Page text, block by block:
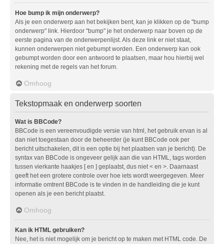
Hoe bump ik mijn onderwerp?
Als je een onderwerp aan het bekijken bent, kan je klikken op de "bump
onderwerp" link. Hierdoor "bump" je het onderwerp naar boven op de
eerste pagina van de onderwerpenlijst. Als deze link er niet staat,
kunnen onderwerpen niet gebumpt worden. Een onderwerp kan ook
gebumpt worden door een antwoord te plaatsen, maar hou hierbij wel
rekening met de regels van het forum.
Omhoog
Tekstopmaak en onderwerp soorten
Wat is BBCode?
BBCode is een vereenvoudigde versie van html, het gebruik ervan is al
dan niet toegestaan door de beheerder (je kunt BBCode ook per
bericht uitschakelen, dit is een optie bij het plaatsen van je bericht). De
syntax van BBCode is ongeveer gelijk aan die van HTML, tags worden
tussen vierkante haakjes [ en ] geplaatst, dus niet < en >. Daarnaast
geeft het een grotere controle over hoe iets wordt weergegeven. Meer
informatie omtrent BBCode is te vinden in de handleiding die je kunt
openen als je een bericht plaatst.
Omhoog
Kan ik HTML gebruiken?
Nee, het is niet mogelijk om je bericht op te maken met HTML code. De